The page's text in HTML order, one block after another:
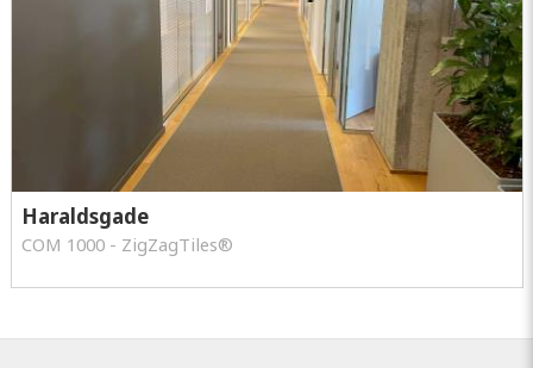
Haraldsgade
COM 1000 - ZigZagTiles®